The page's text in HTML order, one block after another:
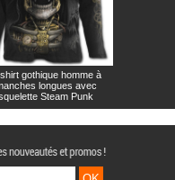
gothique homme à
longues avec
Steam Punk